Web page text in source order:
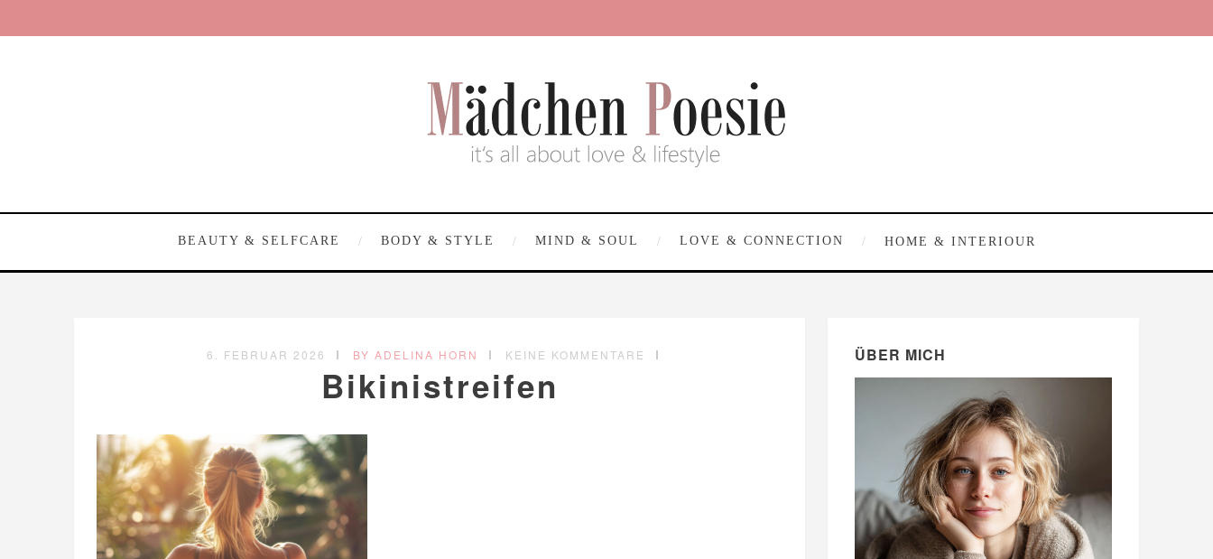
BEAUTY & SELFCARE BODY & STYLE MIND & SOUL LOVE & CONNECTION HOME & INTERIOUR
6. FEBRUAR 2026 BY ADELINA HORN KEINE KOMMENTARE
Bikinistreifen
ÜBER MICH